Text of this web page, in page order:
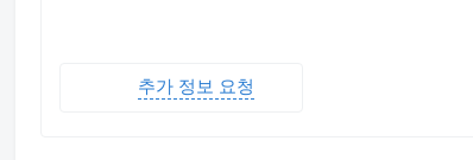
추가 정보 요청